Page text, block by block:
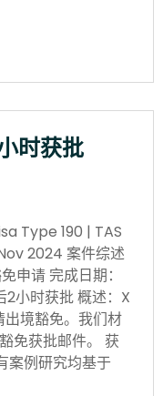
时获批
Type 190 | TAS
2024 案件综述
申请 完成日期：
小时获批 概述：X
境豁免。我们材
免获批邮件。 获
案例研究均基于